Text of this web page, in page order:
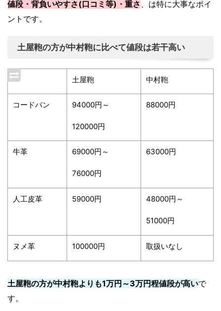
値段・背負いやすさ(口コミ等)・重さ 、は特に大事なポイ
ントです。
土屋鞄の方が中村鞄に比べて値段は若干高い
土屋鞄 中村鞄
コードバン 94000円～
120000円
88000円
牛革 69000円～
76000円
63000円
人工皮革 59000円 48000円～
51000円
ヌメ革 100000円 取扱いなし
土屋鞄の方が中村鞄よりも1万円～3万円程値段が高いで
す。